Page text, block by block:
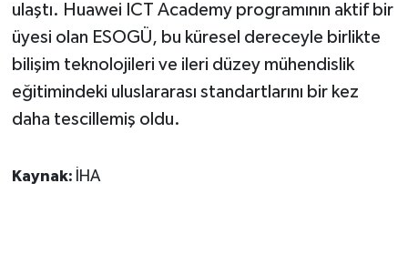
ulaştı. Huawei ICT Academy programının aktif bir
üyesi olan ESOGÜ, bu küresel dereceyle birlikte
bilişim teknolojileri ve ileri düzey mühendislik
eğitimindeki uluslararası standartlarını bir kez
daha tescillemiş oldu.
Kaynak: İHA